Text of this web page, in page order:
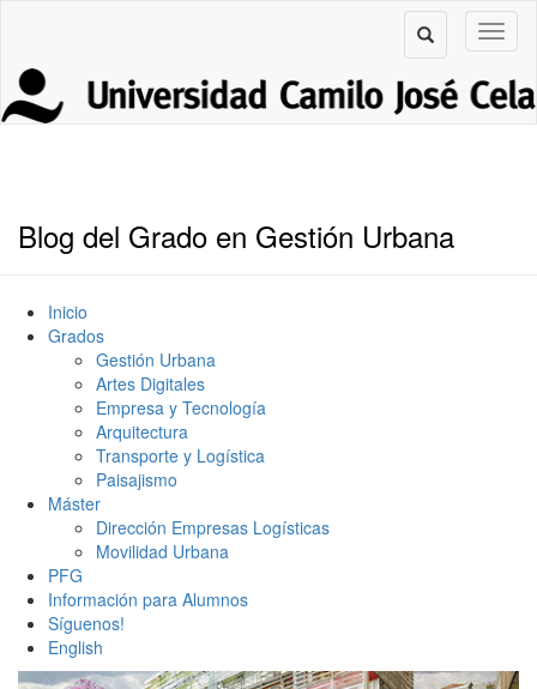
Blog del Grado en Gestión Urbana
Inicio
Grados
Gestión Urbana
Artes Digitales
Empresa y Tecnología
Arquitectura
Transporte y Logística
Paisajismo
Máster
Dirección Empresas Logísticas
Movilidad Urbana
PFG
Información para Alumnos
Síguenos!
English